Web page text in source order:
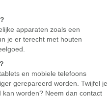
apparaten zoals een
je er terecht met houten
en mobiele telefoons
gerepareerd worden. Twijfel je
worden? Neem dan contact